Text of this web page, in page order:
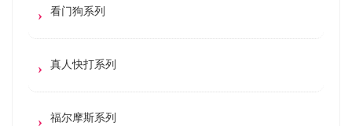
看门狗系列
真人快打系列
福尔摩斯系列